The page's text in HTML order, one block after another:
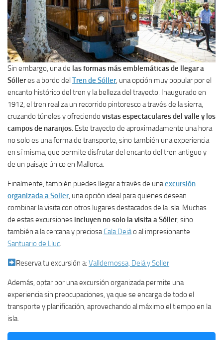
Sin embargo, una de las formas más emblemáticas de llegar a
Sólleres a bordo del Tren de Sóller, una opción muy popular por el
encanto histórico del tren y la belleza del trayecto. Inaugurado en
1912, el tren realiza un recorrido pintoresco a través de la sierra,
cruzando túneles y ofreciendo vistas espectaculares del valle y los
campos de naranjos . Este trayecto de aproximadamente una hora
no solo es una forma de transporte, sino también una experiencia
en sí misma, que permite disfrutar del encanto del tren antiguo y
de un paisaje único en Mallorca.
Finalmente, también puedes llegar a través de unaexcursión
organizada a Soller, una opción ideal para quienes desean
combinar la visita con otros lugares destacados de la isla. Muchas
de estas excursiones incluyen no solo la visita a Sóller, sino
también a la cercana y preciosa Cala Deiào al impresionante
Santuario de Lluc
Reserva tu excursión a:Valldemossa, Deiá y Soller
Además, optar por una excursión organizada permite una
experiencia sin preocupaciones, ya que se encarga de todo el
transporte y planificación, aprovechando al máximo el tiempo en la
isla.